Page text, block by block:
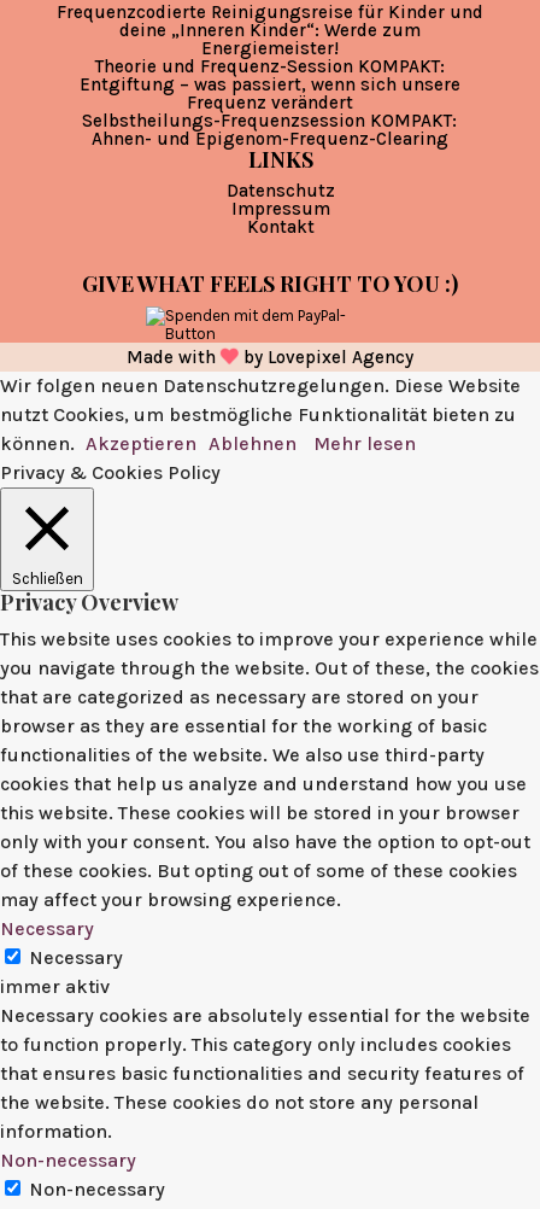
Frequenzcodierte Reinigungsreise für Kinder und
deine „Inneren Kinder“: Werde zum
Energiemeister!
Theorie und Frequenz-Session KOMPAKT:
Entgiftung – was passiert, wenn sich unsere
Frequenz verändert
Selbstheilungs-Frequenzsession KOMPAKT:
Ahnen- und Epigenom-Frequenz-Clearing
LINKS
Datenschutz
Impressum
Kontakt
GIVE WHAT FEELS RIGHT TO YOU :)
Made with by Lovepixel Agency
Wir folgen neuen Datenschutzregelungen. Diese Website
nutzt Cookies, um bestmögliche Funktionalität bieten zu
können. Akzeptieren Ablehnen
Mehr lesen
Privacy & Cookies Policy
Schließen
Privacy Overview
This website uses cookies to improve your experience while
you navigate through the website. Out of these, the cookies
that are categorized as necessary are stored on your
browser as they are essential for the working of basic
functionalities of the website. We also use third-party
cookies that help us analyze and understand how you use
this website. These cookies will be stored in your browser
only with your consent. You also have the option to opt-out
of these cookies. But opting out of some of these cookies
may affect your browsing experience.
Necessary
Necessary
immer aktiv
Necessary cookies are absolutely essential for the website
to function properly. This category only includes cookies
that ensures basic functionalities and security features of
the website. These cookies do not store any personal
information.
Non-necessary
Non-necessary